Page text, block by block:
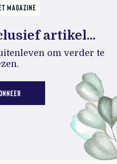
artikel...
om verder te
MAGAZINE